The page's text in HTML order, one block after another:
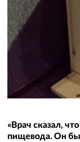
«Врач сказал,
пищевода. Он